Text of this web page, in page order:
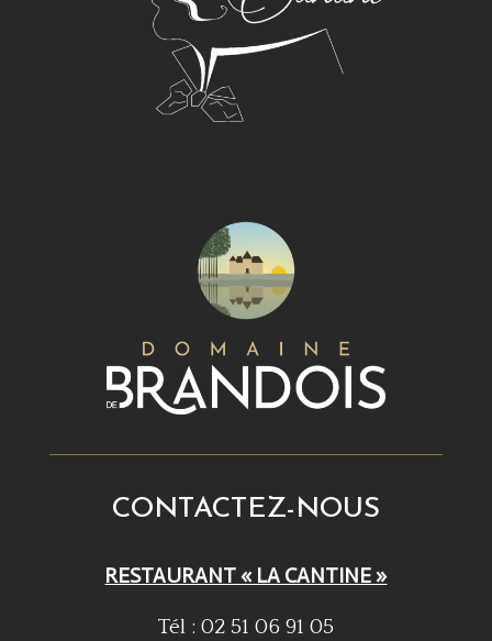
CONTACTEZ-NOUS
RESTAURANT « LA CANTINE »
Tél : 02 51 06 91 05